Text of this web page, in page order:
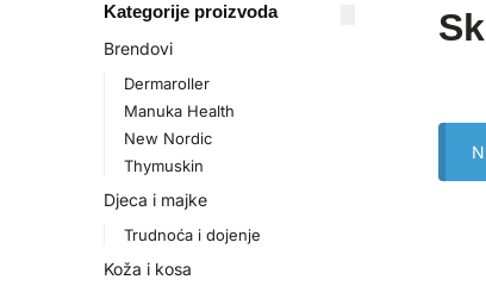
Kategorije proizvoda
Brendovi
Dermaroller
Manuka Health
New Nordic
Thymuskin
Djeca i majke
Trudnoća i dojenje
Koža i kosa